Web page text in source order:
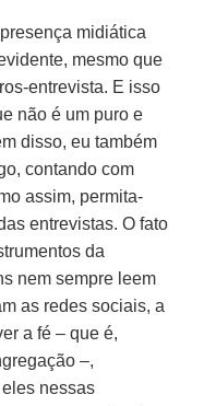
midiática
mesmo que
entrevista. E isso
não é um puro e
disso, eu também
contando com
assim, permita-
entrevistas. O fato
da
nem sempre leem
as redes sociais, a
a fé – que é,
–,
nessas